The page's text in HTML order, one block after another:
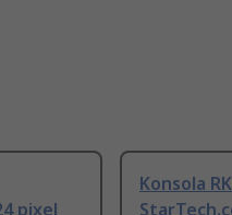
pixel
Konsola